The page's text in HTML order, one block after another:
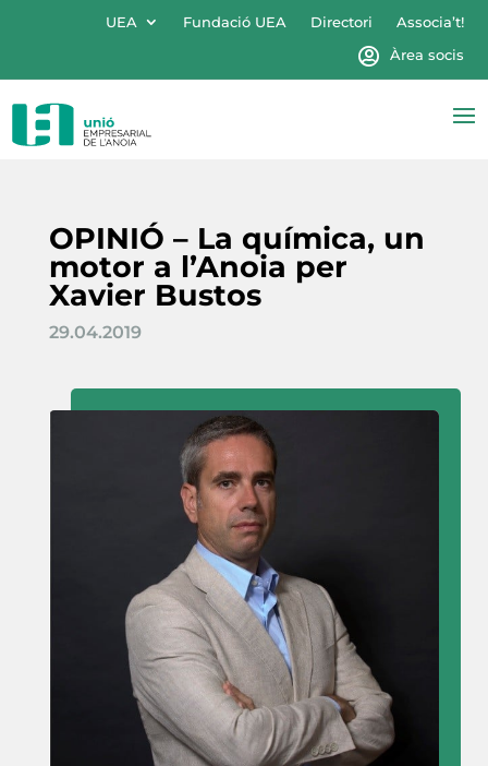
UEA Fundació UEA Directori
Associa’t!
Àrea socis
OPINIÓ – La química, un
motor a l’Anoia per
Xavier Bustos
29.04.2019